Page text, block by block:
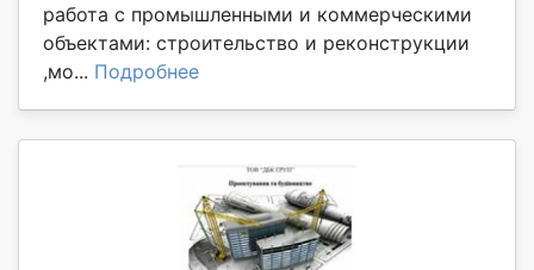
работа с промышленными и коммерческими
объектами: строительство и реконструкции
,мо... Подробнее